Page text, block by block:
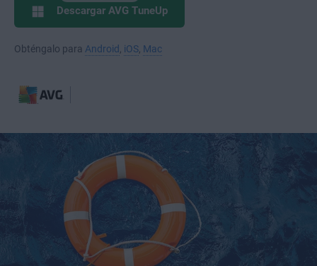
Descargar AVG TuneUp
Obténgalo para Android iOS Mac